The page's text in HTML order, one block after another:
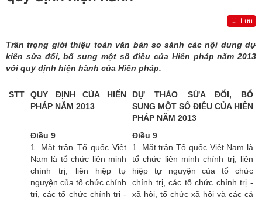
Lưu
Trân trọng giới thiệu toàn văn bản so sánh các nội dung dự
kiến sửa đổi, bổ sung một số điều của Hiến pháp năm 2013
với quy định hiện hành của Hiến pháp.
STT
QUY ĐỊNH CỦA HIẾN
PHÁP NĂM 2013
DỰ THẢO SỬA ĐỔI, BỔ
SUNG MỘT SỐ ĐIỀU CỦA HIẾN
PHÁP NĂM 2013
Điều 9
1. Mặt trận Tổ quốc Việt
Nam là tổ chức liên minh
chính trị, liên hiệp tự
nguyện của tổ chức chính
trị, các tổ chức chính trị -
Điều 9
1. Mặt trận Tổ quốc Việt Nam là
tổ chức liên minh chính trị, liên
hiệp tự nguyện của tổ chức
chính trị, các tổ chức chính trị -
xã hội, tổ chức xã hội và các cá